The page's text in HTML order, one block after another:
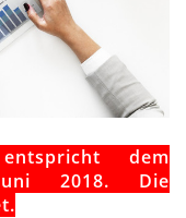
dem
2018. Die